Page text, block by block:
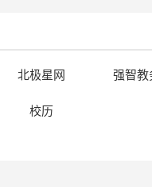
北极星网 强智教
校历